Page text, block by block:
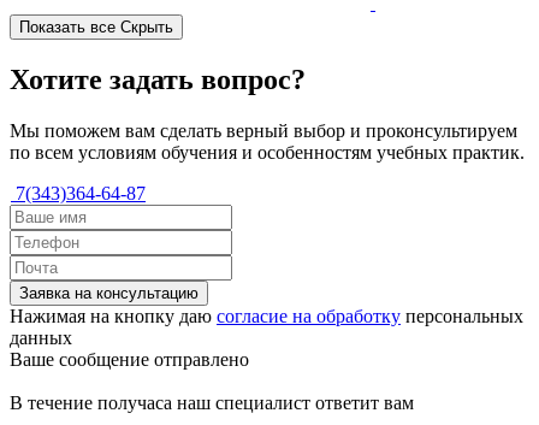
Показать все Скрыть
Хотите задать вопрос?
Мы поможем вам сделать верный выбор и проконсультируем
по всем условиям обучения и особенностям учебных практик.
7(343)364-64-87
Заявка на консультацию
Нажимая на кнопку даю согласие на обработку персональных
данных
Ваше сообщение отправлено
В течение получаса наш специалист ответит вам